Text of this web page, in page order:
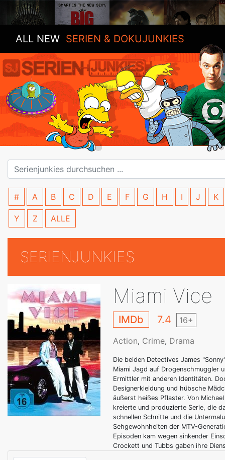
ALL NEW SERIEN & DOKUJUNKIES
# A B C D E F G H I J K
Y Z ALLE
SERIENJUNKIES
Miami Vice
IMDb 7.4 16+
Action, Crime, Drama
Die beiden Detectives James
Miami Jagd auf Drogenschmuggler
Ermittler mit anderen Identitäten.
Designerkleidung und hübsche
äußerst heißes Pflaster. Von
kreierte und produzierte Serie, die
schnellen Schnitte und die
Sehgewohnheiten der MTV-
Episoden kam wegen sinkender
Crockett und Tubbs gaben ihre